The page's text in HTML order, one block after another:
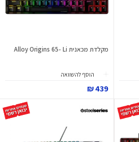
מקלדת מכאנית Alloy Origins 65- Li
הוסף להשוואה
439 ₪